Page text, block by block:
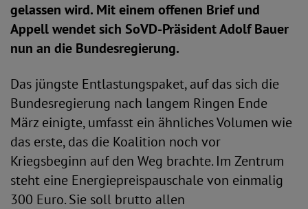
gelassen wird. Mit einem offenen Brief und
Appell wendet sich SoVD-Präsident Adolf Bauer
nun an die Bundesregierung.
Das jüngste Entlastungspaket, auf das sich die
Bundesregierung nach langem Ringen Ende
März einigte, umfasst ein ähnliches Volumen wie
das erste, das die Koalition noch vor
Kriegsbeginn auf den Weg brachte. Im Zentrum
steht eine Energiepreispauschale von einmalig
300 Euro. Sie soll brutto allen